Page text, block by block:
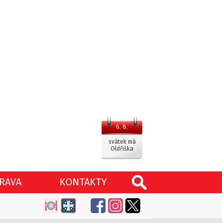
6. 8.
svátek má
Oldřiška
KONTAKTY